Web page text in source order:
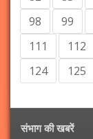
98
99
111
112
124
125
संभाग की खबरें